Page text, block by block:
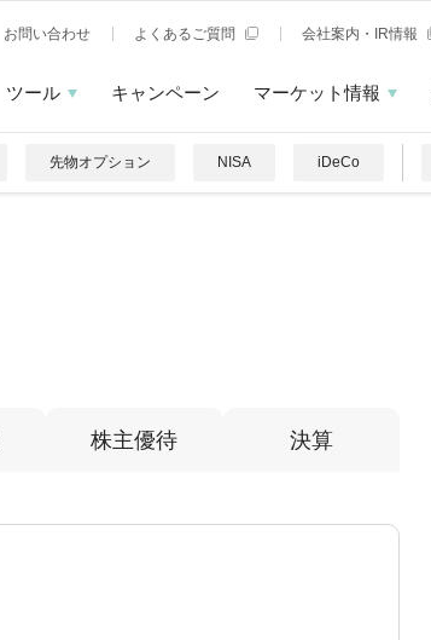
お問い合わせ よくあるご質問 会社案内・IR情報
ツール キャンペーン マーケット情報
先物オプション NISA iDeCo
株主優待 決算